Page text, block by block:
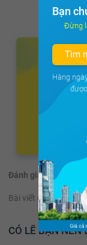
Đánh giá:
Bài viết có hữu ích
CÓ LẼ BẠN NÊN
Bạn
Đừng
Tìm
Hàng